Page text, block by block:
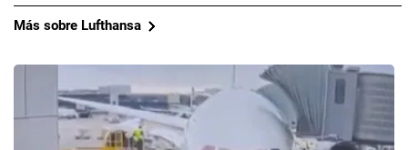
Más sobre Lufthansa